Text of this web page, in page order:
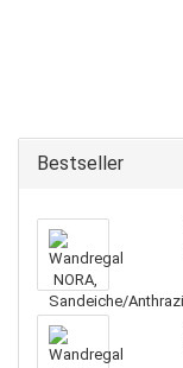
Bestseller